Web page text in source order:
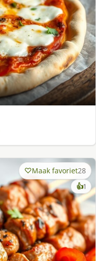
Maak favoriet28
👍1